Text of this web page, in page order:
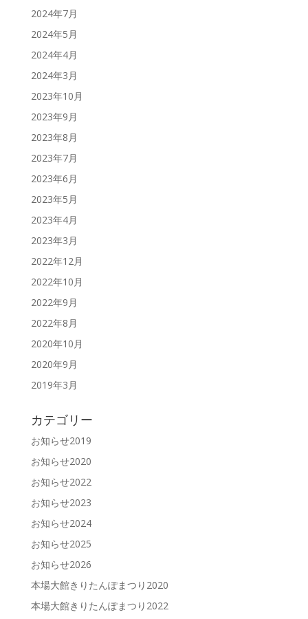
2024年7月
2024年5月
2024年4月
2024年3月
2023年10月
2023年9月
2023年8月
2023年7月
2023年6月
2023年5月
2023年4月
2023年3月
2022年12月
2022年10月
2022年9月
2022年8月
2020年10月
2020年9月
2019年3月
カテゴリー
お知らせ2019
お知らせ2020
お知らせ2022
お知らせ2023
お知らせ2024
お知らせ2025
お知らせ2026
本場大館きりたんぽまつり2020
本場大館きりたんぽまつり2022